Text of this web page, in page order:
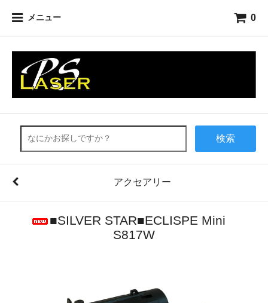
メニュー 0
検索
アクセアリー
■SILVER STAR■ECLISPE Mini
S817W